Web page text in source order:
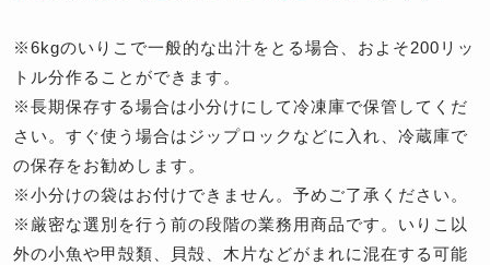
※6kgのいりこで一般的な出汁をとる場合、およそ200リッ
トル分作ることができます。
※長期保存する場合は小分けにして冷凍庫で保管してくだ
さい。すぐ使う場合はジップロックなどに入れ、冷蔵庫で
の保存をお勧めします。
※小分けの袋はお付けできません。予めご了承ください。
※厳密な選別を行う前の段階の業務用商品です。いりこ以
外の小魚や甲殻類、貝殻、木片などがまれに混在する可能